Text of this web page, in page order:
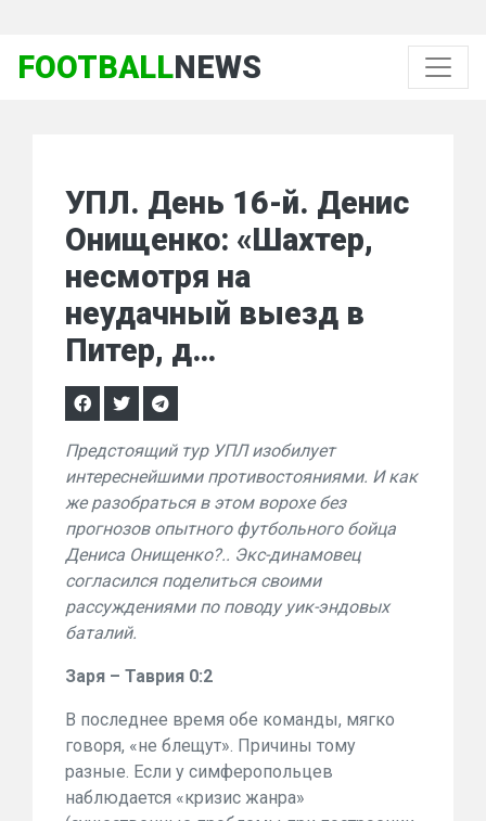
FOOTBALLNEWS
УПЛ. День 16-й. Денис
Онищенко: «Шахтер,
несмотря на
неудачный выезд в
Питер, д…
Предстоящий тур УПЛ изобилует
интереснейшими противостояниями. И как
же разобраться в этом ворохе без
прогнозов опытного футбольного бойца
Дениса Онищенко?.. Экс-динамовец
согласился поделиться своими
рассуждениями по поводу уик-эндовых
баталий.
Заря – Таврия 0:2
В последнее время обе команды, мягко
говоря, «не блещут». Причины тому
разные. Если у симферопольцев
наблюдается «кризис жанра»